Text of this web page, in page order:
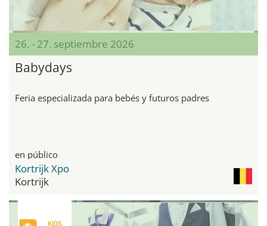
26. - 27. septiembre 2026
Babydays
Feria especializada para bebés y futuros padres
en público
Kortrijk Xpo
Kortrijk